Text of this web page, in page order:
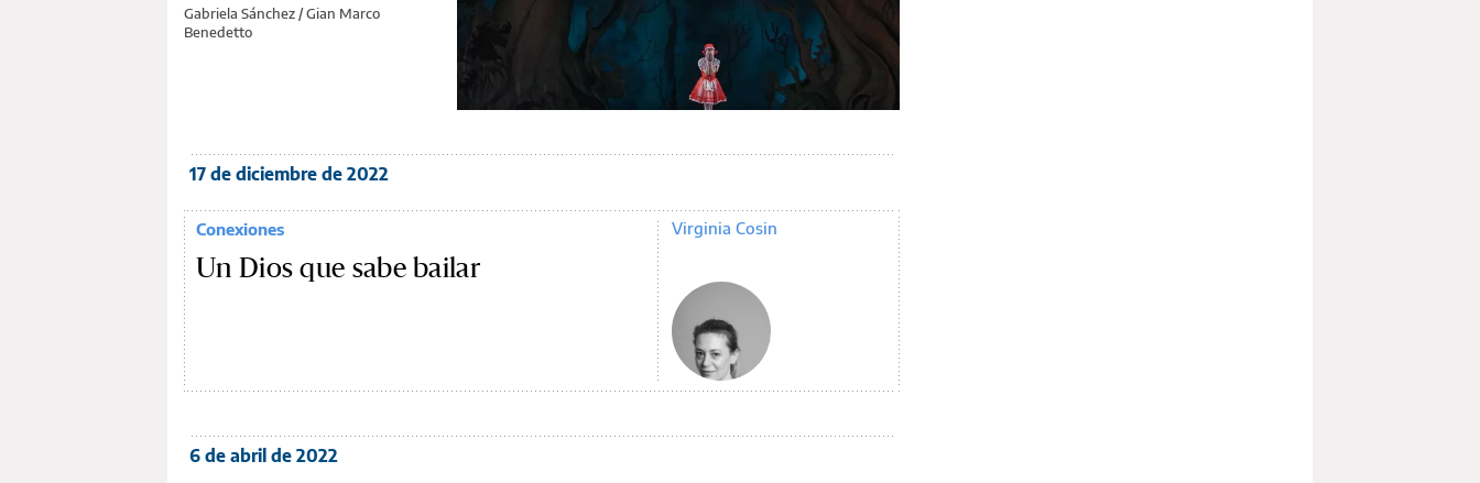
Gabriela Sánchez / Gian Marco
Benedetto
17 de diciembre de 2022
Conexiones
Un Dios que sabe bailar
Virginia Cosin
6 de abril de 2022